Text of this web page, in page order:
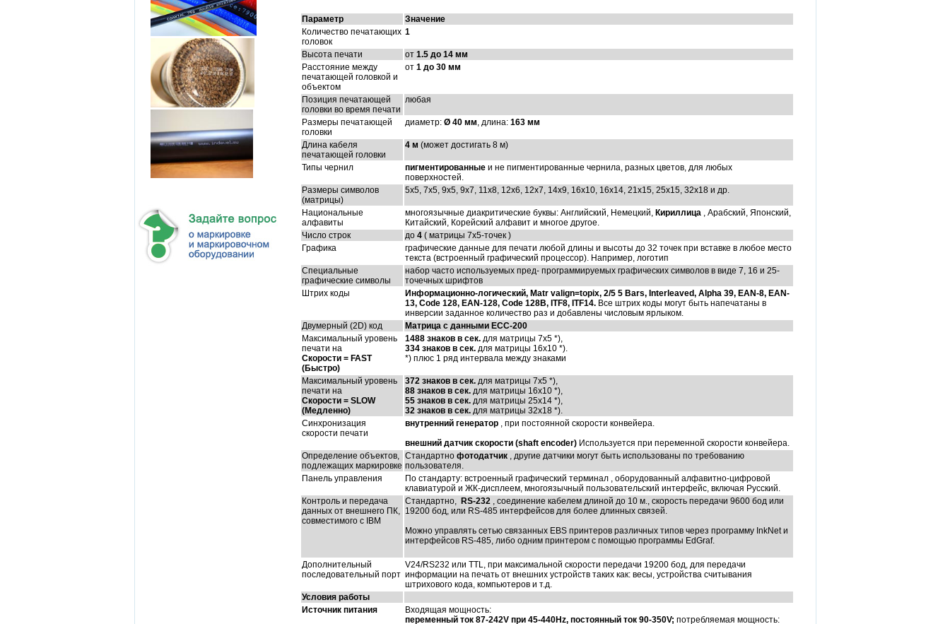
Параметр
Значение
Количество печатающих
головок
1
Высота печати от 1.5 до 14 мм
Расстояние между
печатающей головкой и
объектом
от 1 до 30 мм
Позиция печатающей
головки во время печати
любая
Размеры печатающей
головки
диаметр: Ø 40 мм, длина: 163 мм
Длина кабеля
печатающей головки
4 м (может достигать 8 м)
Типы чернил пигментированныеи не пигментированные чернила, разных цветов, для любых
поверхностей.
Размеры символов
(матрицы)
5x5, 7x5, 9x5, 9x7, 11x8, 12x6, 12x7, 14x9, 16x10, 16x14, 21x15, 25x15, 32x18 и др.
Национальные
алфавиты
многоязычные диакритические буквы: Английский, Немецкий, Кириллица, Арабский, Японский,
Китайский, Корейский алфавит и многое другое.
Число строк
до 4( матрицы 7x5-точек )
Графика
графические данные для печати любой длины и высоты до 32 точек при вставке в любое место
текста (встроенный графический процессор). Например, логотип
Специальные
графические символы
набор часто используемых пред- программируемых графических символов в виде 7, 16 и 25-
точечных шрифтов
Штрих коды
Информационно-логический, Matr valign=topix, 2/5 5 Bars, Interleaved, Alpha 39, EAN-8, EAN-
13, Code 128, EAN-128, Code 128B, ITF8, ITF14.Все штрих коды могут быть напечатаны в
инверсии заданное количество раз и добавлены числовым ярлыком.
Двумерный (2D) код
Матрица с данными ECC-200
Максимальный уровень
печати на
Скорости = FAST
(Быстро)
1488 знаков в сек. для матрицы 7x5 *),
334 знаков в сек. для матрицы 16x10 *).
*) плюс 1 ряд интервала между знаками
Максимальный уровень
печати на
Скорости = SLOW
(Медленно)
372 знаков в сек. для матрицы 7x5 *),
88 знаков в сек. для матрицы 16x10 *),
55 знаков в сек. для матрицы 25x14 *),
32 знаков в сек. для матрицы 32x18 *).
Синхронизация
скорости печати
внутренний генератор, при постоянной скорости конвейера.
внешний датчик скорости (shaft encoder) Используется при переменной скорости конвейера.
Определение объектов,
подлежащих маркировке
Стандартно фотодатчик, другие датчики могут быть использованы по требованию
пользователя.
Панель управления
По стандарту: встроенный графический терминал , оборудованный алфавитно-цифровой
клавиатурой и ЖК-дисплеем, многоязычный пользовательский интерфейс, включая Русский.
Контроль и передача
данных от внешнего ПК,
совместимого с IBM
Стандартно, RS-232, соединение кабелем длиной до 10 м., скорость передачи 9600 бод или
19200 бод, или RS-485 интерфейсов для более длинных связей.
Можно управлять сетью связанных EBS принтеров различных типов через программу InkNet и
интерфейсов RS-485, либо одним принтером с помощью программы EdGraf.
Дополнительный
последовательный порт
V24/RS232 или TTL, при максимальной скорости передачи 19200 бод, для передачи
информации на печать от внешних устройств таких как: весы, устройства считывания
штрихового кода, компьютеров и т.д.
Условия работы
Источник питания
Входящая мощность:
переменный ток 87-242V при 45-440Hz, постоянный ток 90-350V; потребляемая мощность: